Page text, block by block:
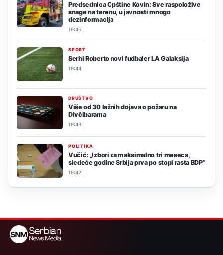
Predsednica Opštine Kovin: Sve raspoložive
snage na terenu, u javnosti mnogo
dezinformacija
19:45
SPORT
Serhi Roberto novi fudbaler LA Galaksija
19:44
DRUŠTVO
Više od 30 lažnih dojava o požaru na
Divčibarama
19:43
POLITIKA
Vučić: „Izbori za maksimalno tri meseca,
sledeće godine Srbija prva po stopi rasta BDP“
19:42